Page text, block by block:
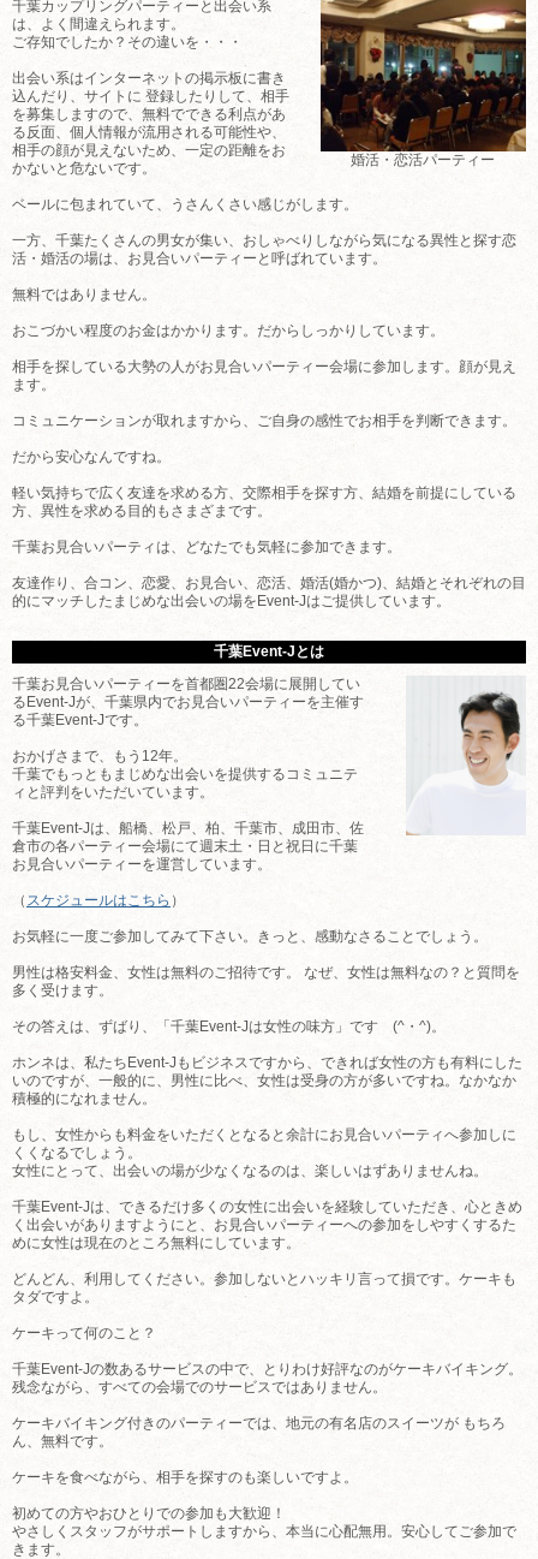
婚活・恋活パーティー
千葉カップリングパーティーと出会い系
は、よく間違えられます。
ご存知でしたか？その違いを・・・
出会い系はインターネットの掲示板に書き
込んだり、サイトに 登録したりして、相手
を募集しますので、無料でできる利点があ
る反面、個人情報が流用される可能性や、
相手の顔が見えないため、一定の距離をお
かないと危ないです。
ベールに包まれていて、うさんくさい感じがします。
一方、千葉たくさんの男女が集い、おしゃべりしながら気になる異性と探す恋
活・婚活の場は、お見合いパーティーと呼ばれています。
無料ではありません。
おこづかい程度のお金はかかります。だからしっかりしています。
相手を探している大勢の人がお見合いパーティー会場に参加します。顔が見え
ます。
コミュニケーションが取れますから、ご自身の感性でお相手を判断できます。
だから安心なんですね。
軽い気持ちで広く友達を求める方、交際相手を探す方、結婚を前提にしている
方、異性を求める目的もさまざまです。
千葉お見合いパーティは、どなたでも気軽に参加できます。
友達作り、合コン、恋愛、お見合い、恋活、婚活(婚かつ)、結婚とそれぞれの目
的にマッチしたまじめな出会いの場をEvent-Jはご提供しています。
千葉Event-Jとは
千葉お見合いパーティーを首都圏22会場に展開してい
るEvent-Jが、千葉県内でお見合いパーティーを主催す
る千葉Event-Jです。
おかげさまで、もう12年。
千葉でもっともまじめな出会いを提供するコミュニテ
ィと評判をいただいています。
千葉Event-Jは、船橋、松戸、柏、千葉市、成田市、佐
倉市の各パーティー会場にて週末土・日と祝日に千葉
お見合いパーティーを運営しています。
（ スケジュールはこちら ）
お気軽に一度ご参加してみて下さい。きっと、感動なさることでしょう。
男性は格安料金、女性は無料のご招待です。 なぜ、女性は無料なの？と質問を
多く受けます。
その答えは、ずばり、「千葉Event-Jは女性の味方」です (^・^)。
ホンネは、私たちEvent-Jもビジネスですから、できれば女性の方も有料にした
いのですが、一般的に、男性に比べ、女性は受身の方が多いですね。なかなか
積極的になれません。
もし、女性からも料金をいただくとなると余計にお見合いパーティへ参加しに
くくなるでしょう。
女性にとって、出会いの場が少なくなるのは、楽しいはずありませんね。
千葉Event-Jは、できるだけ多くの女性に出会いを経験していただき、心ときめ
く出会いがありますようにと、お見合いパーティーへの参加をしやすくするた
めに女性は現在のところ無料にしています。
どんどん、利用してください。参加しないとハッキリ言って損です。ケーキも
タダですよ。
ケーキって何のこと？
千葉Event-Jの数あるサービスの中で、とりわけ好評なのがケーキバイキング。
残念ながら、すべての会場でのサービスではありません。
ケーキバイキング付きのパーティーでは、地元の有名店のスイーツが もちろ
ん、無料です。
ケーキを食べながら、相手を探すのも楽しいですよ。
初めての方やおひとりでの参加も大歓迎！
やさしくスタッフがサポートしますから、本当に心配無用。安心してご参加で
きます。